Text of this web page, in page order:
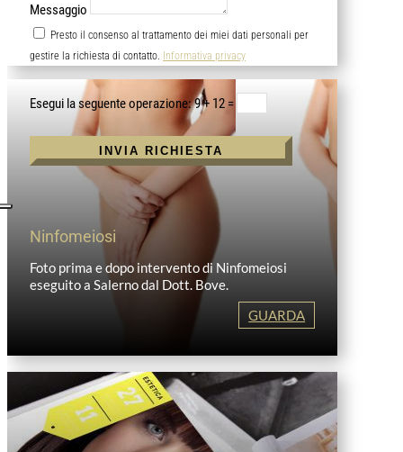
Messaggio
Presto il consenso al trattamento dei miei dati personali per
gestire la richiesta di contatto. Informativa privacy
9 + 12 =
INVIA RICHIESTA
Alternative:
Ninfomeiosi
Foto prima e dopo intervento di Ninfomeiosi
eseguito a Salerno dal Dott. Bove.
GUARDA